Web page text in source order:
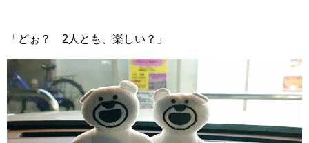
「どぉ？ 2人とも、楽しい？」